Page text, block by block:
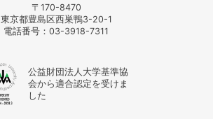
〒170-8470
東京都豊島区西巣鴨3-20-1
電話番号： 03-3918-7311
公益財団法人大学基準協
会から適合認定を受けま
した